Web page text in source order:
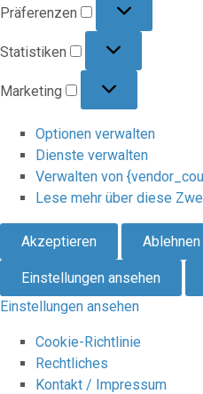
Präferenzen
Statistiken
Marketing
Optionen verwalten
Dienste verwalten
Verwalten von
Lese mehr über diese
Akzeptieren Ablehnen
Einstellungen ansehen
Einstellungen ansehen
Cookie-Richtlinie
Rechtliches
Kontakt / Impressum